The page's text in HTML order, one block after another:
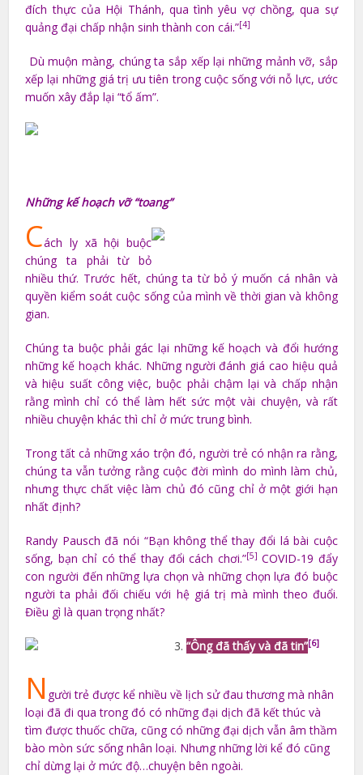
đích thực của Hội Thánh, qua tình yêu vợ chồng, qua sự
quảng đại chấp nhận sinh thành con cái.”[4]
Dù muộn màng, chúng ta sắp xếp lại những mảnh vỡ, sắp
xếp lại những giá trị ưu tiên trong cuộc sống với nỗ lực, ước
muốn xây đắp lại “tổ ấm”.
Những kế hoạch vỡ “toang”
Cách ly xã hội buộc
chúng ta phải từ bỏ
nhiều thứ. Trước hết, chúng ta từ bỏ ý muốn cá nhân và
quyền kiểm soát cuộc sống của mình về thời gian và không
gian.
Chúng ta buộc phải gác lại những kế hoạch và đổi hướng
những kế hoạch khác. Những người đánh giá cao hiệu quả
và hiệu suất công việc, buộc phải chậm lại và chấp nhận
rằng mình chỉ có thể làm hết sức một vài chuyện, và rất
nhiều chuyện khác thì chỉ ở mức trung bình.
Trong tất cả những xáo trộn đó, người trẻ có nhận ra rằng,
chúng ta vẫn tưởng rằng cuộc đời mình do mình làm chủ,
nhưng thực chất việc làm chủ đó cũng chỉ ở một giới hạn
nhất định?
Randy Pausch đã nói “Bạn không thể thay đổi lá bài cuộc
sống, bạn chỉ có thể thay đổi cách chơi.”[5] COVID-19 đẩy
con người đến những lựa chọn và những chọn lựa đó buộc
người ta phải đối chiếu với hệ giá trị mà mình theo đuổi.
Điều gì là quan trọng nhất?
“Ông đã thấy và đã tin”[6]
N gười trẻ được kể nhiều về lịch sử đau thương mà nhân
loại đã đi qua trong đó có những đại dịch đã kết thúc và
tìm được thuốc chữa, cũng có những đại dịch vẫn âm thầm
bào mòn sức sống nhân loại. Nhưng những lời kể đó cũng
chỉ dừng lại ở mức độ…chuyện bên ngoài.